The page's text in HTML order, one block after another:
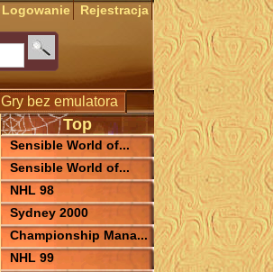
Logowanie Rejestracja
Gry bez emulatora
Top
Sensible World of...
Sensible World of...
NHL 98
Sydney 2000
Championship Mana...
NHL 99